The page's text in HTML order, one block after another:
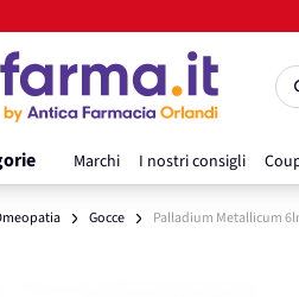
Marchi I nostri consigli
Gocce Palladium Metallicum